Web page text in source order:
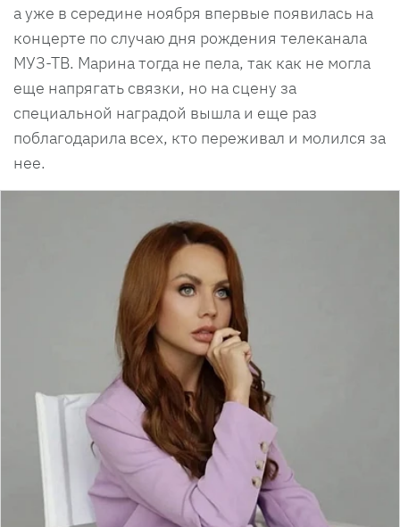
а уже в середине ноября впервые появилась на
концерте по случаю дня рождения телеканала
МУЗ-ТВ. Марина тогда не пела, так как не могла
еще напрягать связки, но на сцену за
специальной наградой вышла и еще раз
поблагодарила всех, кто переживал и молился за
нее.